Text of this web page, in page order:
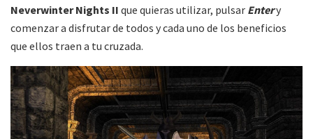
Neverwinter Nights II que quieras utilizar, pulsar Entery
comenzar a disfrutar de todos y cada uno de los beneficios
que ellos traen a tu cruzada.